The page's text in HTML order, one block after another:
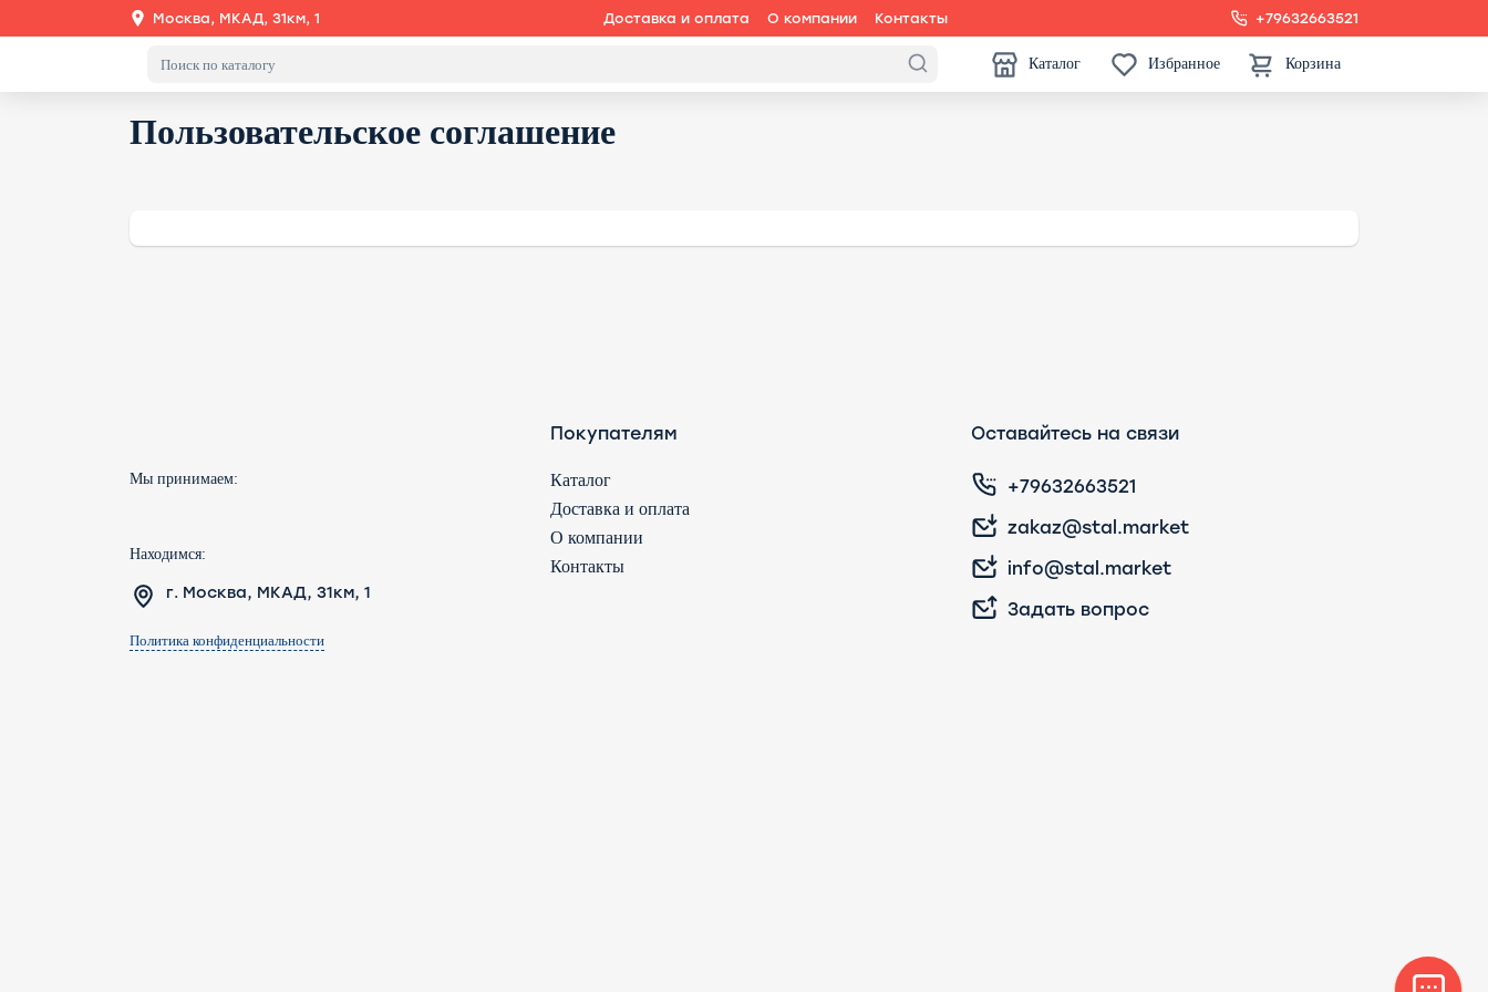
Москва, МКАД, 31км, 1 Доставка и оплата О компании Контакты +79632663521
Каталог Избранное Корзина
Пользовательское соглашение
Мы принимаем:
Находимся:
г. Москва, МКАД, 31км, 1
Политика конфиденциальности
Покупателям
Каталог
Доставка и оплата
О компании
Контакты
Оставайтесь на связи
+79632663521
zakaz@stal.market
info@stal.market
Задать вопрос